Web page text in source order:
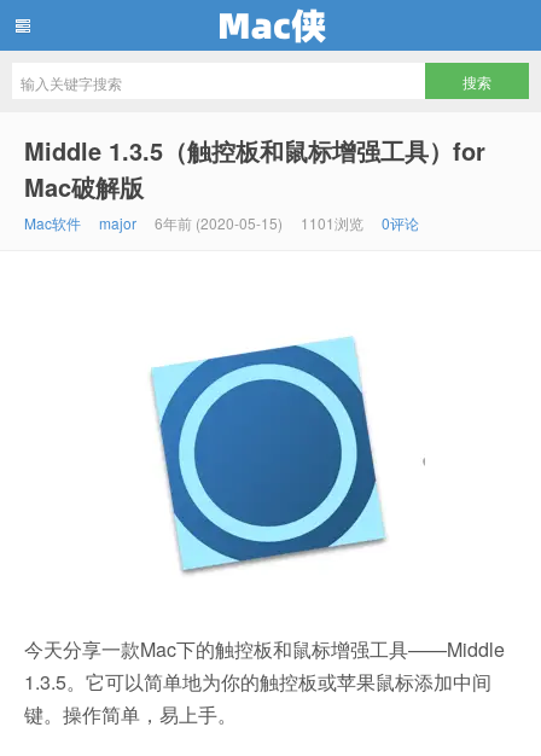
Middle 1.3.5（触控板和鼠标增强工具）for
Mac破解版
Mac软件 major 6年前 (2020-05-15) 1101浏览 0评论
今天分享一款Mac下的触控板和鼠标增强工具——Middle
1.3.5。它可以简单地为你的触控板或苹果鼠标添加中间
键。操作简单，易上手。